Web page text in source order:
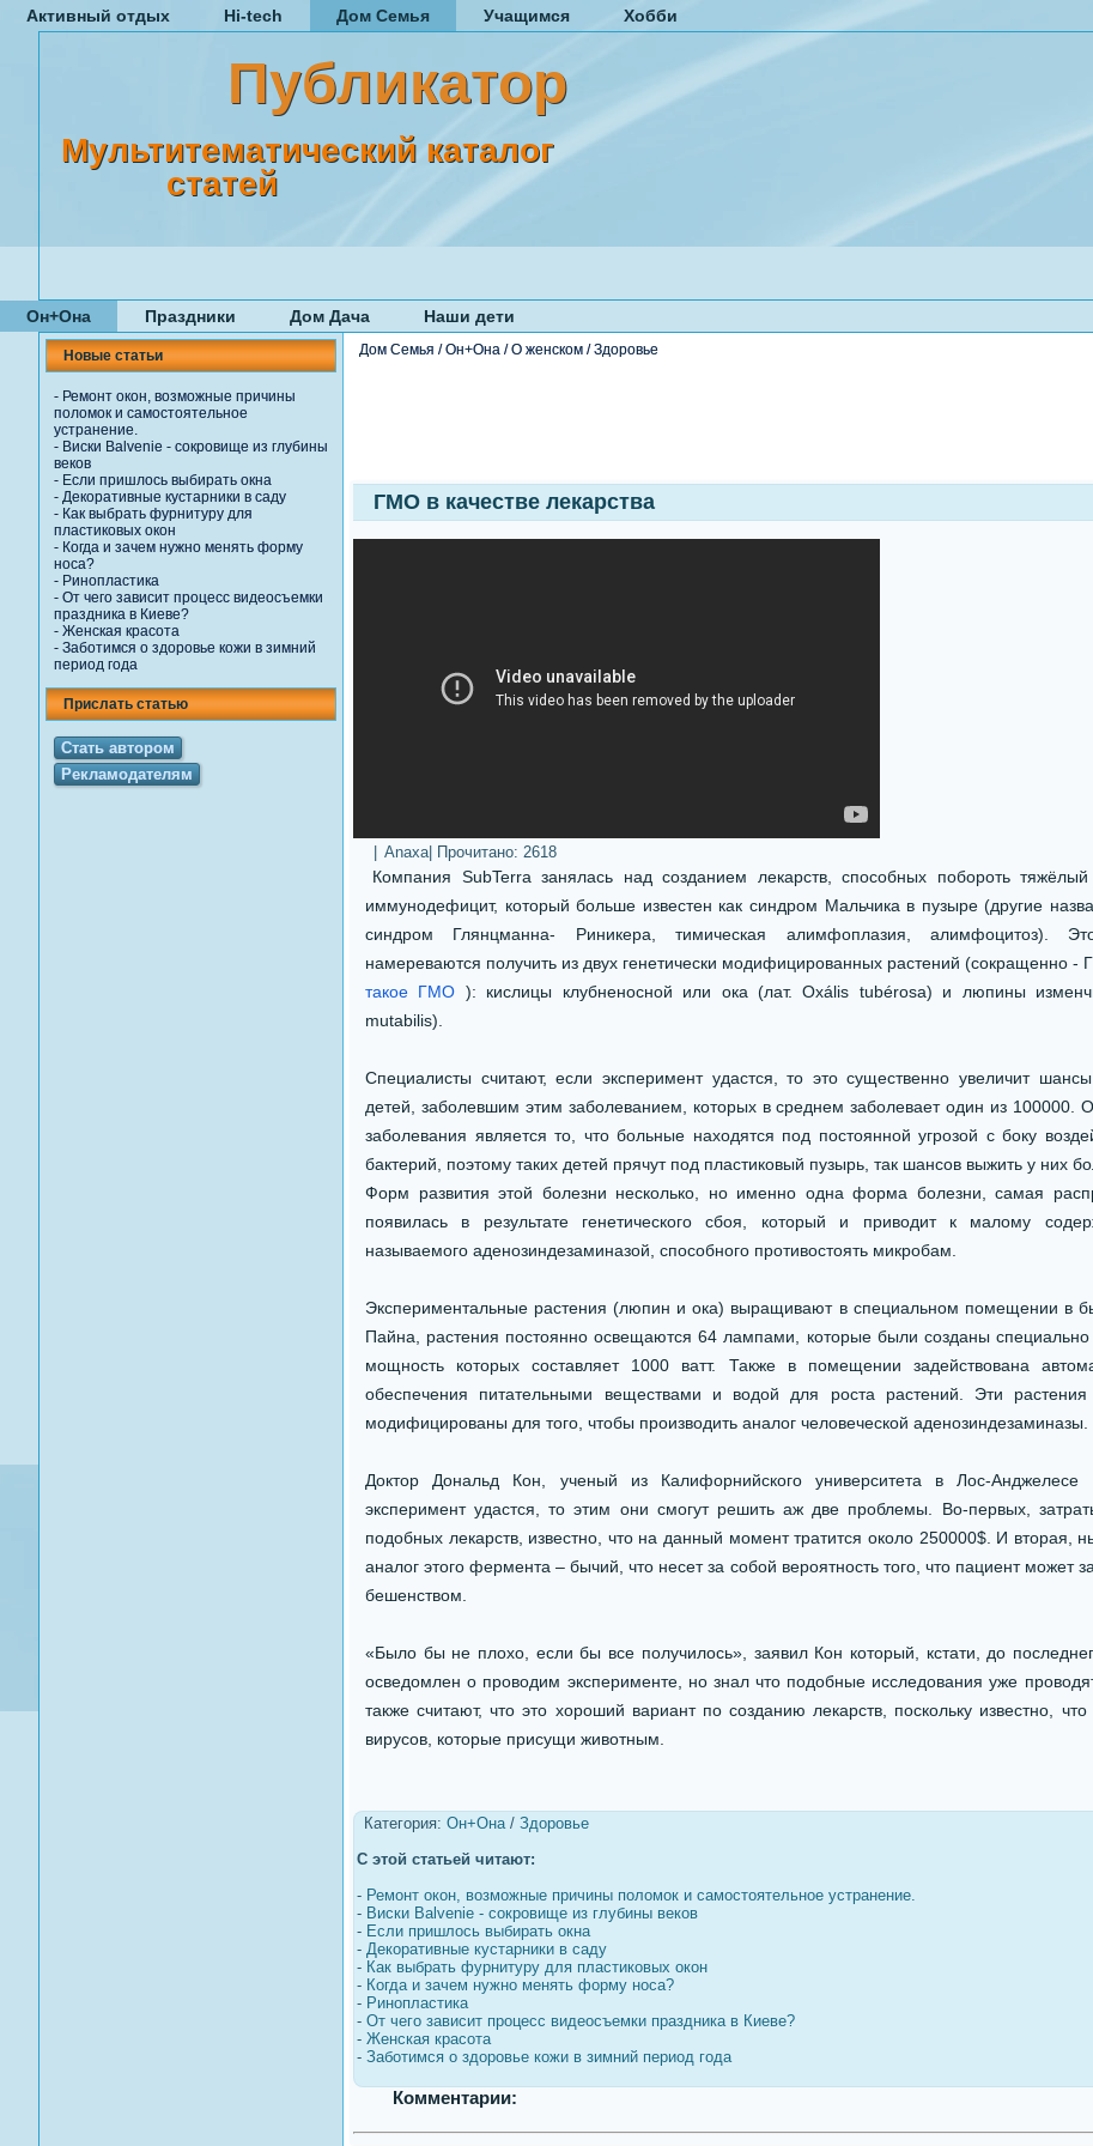
Активный отдых Hi-tech Дом Семья Учащимся Хобби
Публикатор
Мультитематический каталог
статей
Он+Она Праздники Дом Дача Наши дети
Новые статьи
- Ремонт окон, возможные причины
поломок и самостоятельное
устранение.
- Виски Balvenie - сокровище из глубины
веков
- Если пришлось выбирать окна
- Декоративные кустарники в саду
- Как выбрать фурнитуру для
пластиковых окон
- Когда и зачем нужно менять форму
носа?
- Ринопластика
- От чего зависит процесс видеосъемки
праздника в Киеве?
- Женская красота
- Заботимся о здоровье кожи в зимний
период года
Прислать статью
Стать автором
Рекламодателям
Дом Семья /Он+Она /О женском /Здоровье
ГМО в качестве лекарства
Anaxa| Прочитано: 2618
Компания SubTerra занялась над созданием лекарств, способных побороть
иммунодефицит, который больше известен как синдром Мальчика в пузыре (другие
синдром Глянцманна- Риникера, тимическая алимфоплазия, алимфоцитоз).
намереваются получить из двух генетически модифицированных растений (сокращенно -
такое ГМО ): кислицы клубненосной или ока (лат. Oxális tubérosa) и люпины
mutabilis).
Специалисты считают, если эксперимент удастся, то это существенно увеличит
детей, заболевшим этим заболеванием, которых в среднем заболевает один из 100000.
заболевания является то, что больные находятся под постоянной угрозой с боку
бактерий, поэтому таких детей прячут под пластиковый пузырь, так шансов выжить у них
Форм развития этой болезни несколько, но именно одна форма болезни, самая
появилась в результате генетического сбоя, который и приводит к малому
называемого аденозиндезаминазой, способного противостоять микробам.
Экспериментальные растения (люпин и ока) выращивают в специальном помещении в
Пайна, растения постоянно освещаются 64 лампами, которые были созданы специально
мощность которых составляет 1000 ватт. Также в помещении задействована
обеспечения питательными веществами и водой для роста растений. Эти
модифицированы для того, чтобы производить аналог человеческой аденозиндезаминазы.
Доктор Дональд Кон, ученый из Калифорнийского университета в Лос-Анджелесе
эксперимент удастся, то этим они смогут решить аж две проблемы. Во-первых,
подобных лекарств, известно, что на данный момент тратится около 250000$. И вторая,
аналог этого фермента – бычий, что несет за собой вероятность того, что пациент может
бешенством.
«Было бы не плохо, если бы все получилось», заявил Кон который, кстати, до
осведомлен о проводим эксперименте, но знал что подобные исследования уже
также считают, что это хороший вариант по созданию лекарств, поскольку известно,
вирусов, которые присущи животным.
Категория: Он+Она/ Здоровье
С этой статьей читают:
- Ремонт окон, возможные причины поломок и самостоятельное устранение.
- Виски Balvenie - сокровище из глубины веков
- Если пришлось выбирать окна
- Декоративные кустарники в саду
- Как выбрать фурнитуру для пластиковых окон
- Когда и зачем нужно менять форму носа?
- Ринопластика
- От чего зависит процесс видеосъемки праздника в Киеве?
- Женская красота
- Заботимся о здоровье кожи в зимний период года
Комментарии: